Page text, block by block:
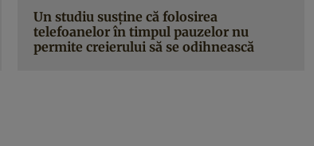
Un studiu susţine că folosirea
telefoanelor în timpul pauzelor nu
permite creierului să se odihnească